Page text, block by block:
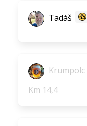
Tadáš
Krumpolc
Km 14,4